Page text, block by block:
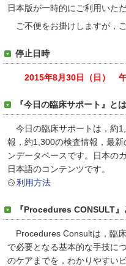
日本版が一時的にご利用いた
ご不便をお掛けしますが，
停止日時
2015年8月30日（日）
『今日の臨床サポート』とは
今日の臨床サポートは，約
報，約1,300の検査情報，最
ンデータベースです。日本の
日本語のコンテンツです。
利用方法
『Procedures CONSULT』
Procedures Consultは，臨
で必要となる基本的な手技に
のケアまでを，わかりやすい